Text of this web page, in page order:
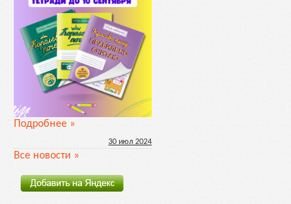
Подробнее »
30 июл 2024
Все новости »